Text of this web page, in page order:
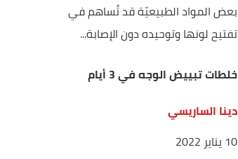
بعض المواد الطبيعيّة قد تُساهم في
تفتيح لونها وتوحيده دون الإصابة...
خلطات تبييض الوجه في 3 أيام
دينا الساريسي
10 يناير 2022